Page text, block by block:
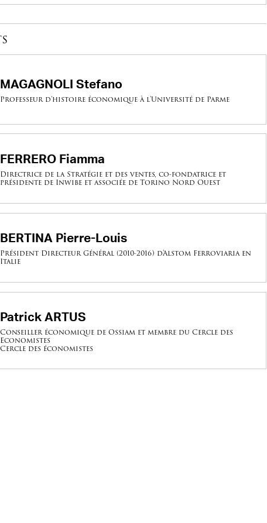
MAGAGNOLI Stefano
Professeur d’histoire économique à l'Université de Parme
FERRERO Fiamma
Directrice de la Stratégie et des ventes, co-fondatrice et
présidente de Inwibe et associée de Torino Nord Ouest
BERTINA Pierre-Louis
Président Directeur Général (2010-2016) d'Alstom Ferroviaria en
Italie
Patrick ARTUS
Conseiller économique de Ossiam et membre du Cercle des
Economistes
Cercle des économistes